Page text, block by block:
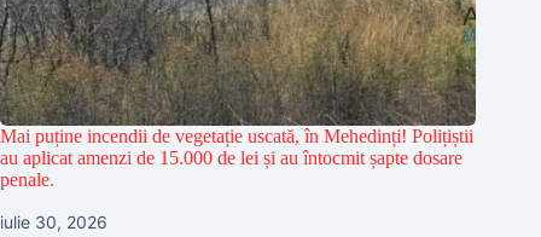
Mai puține incendii de vegetație uscată, în Mehedinți! Polițiștii
au aplicat amenzi de 15.000 de lei și au întocmit șapte dosare
penale.
iulie 30, 2026